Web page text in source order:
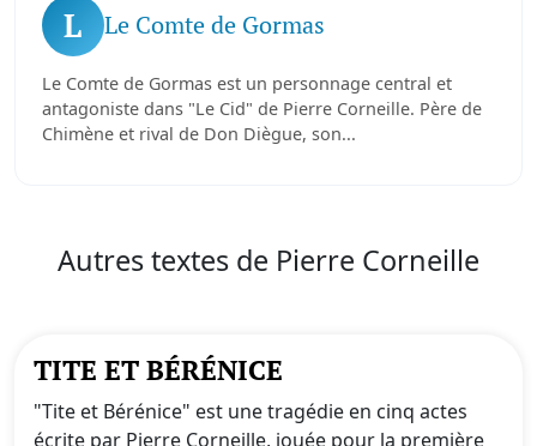
L Le Comte de Gormas
Le Comte de Gormas est un personnage central et
antagoniste dans "Le Cid" de Pierre Corneille. Père de
Chimène et rival de Don Diègue, son...
Autres textes de Pierre Corneille
TITE ET BÉRÉNICE
"Tite et Bérénice" est une tragédie en cinq actes
écrite par Pierre Corneille, jouée pour la première